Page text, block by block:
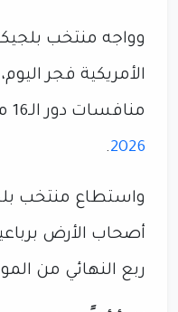
وواجه منتخب
الأمريكية فجر
منافسات دور الـ16 من بطولة
2026
.
واستطاع منتخب
أصحاب الأرض
ربع النهائي من